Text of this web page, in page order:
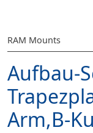
RAM Mounts
Aufbau-
Arm,B-